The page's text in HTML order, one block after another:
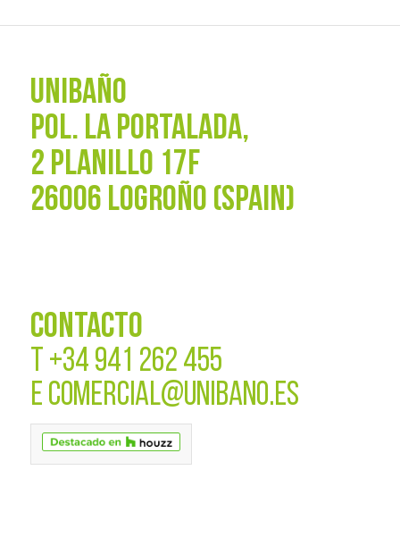
UNIBAÑO
POL. La Portalada,
2 PLANILLO 17F
26006 LOGROÑO (SPAIN)
CONTACTO
T +34 941 262 455
E COMERCIAL@UNIBANO.ES